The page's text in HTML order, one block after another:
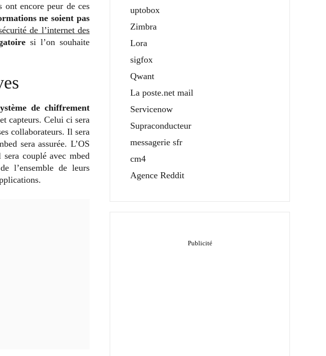
ont encore peur de ces
ne soient pas
de l’internet des
si l’on souhaite
de chiffrement
capteurs. Celui ci sera
collaborateurs. Il sera
sera assurée. L’OS
couplé avec mbed
l’ensemble de leurs
uptobox
Zimbra
Lora
sigfox
Qwant
La poste.net mail
Servicenow
Supraconducteur
messagerie sfr
cm4
Agence Reddit